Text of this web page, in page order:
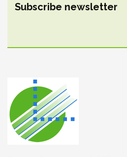
Subscribe newsletter